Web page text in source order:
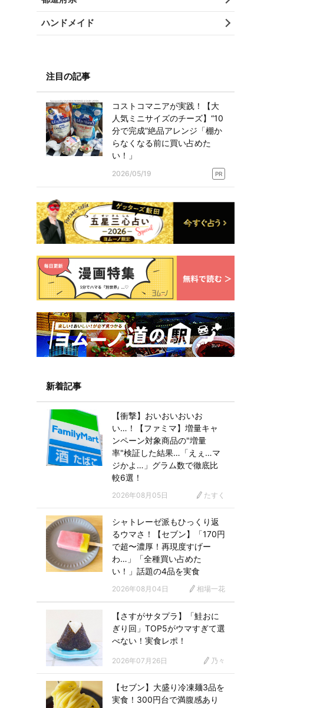
ハンドメイド
注目の記事
コストコマニアが実践！【大
人気ミニサイズのチーズ】“10
分で完成”絶品アレンジ「棚か
らなくなる前に買い占めた
い！」
2026/05/19 PR
新着記事
【衝撃】おいおいおいお
い…！【ファミマ】増量キャ
ンペーン対象商品の"増量
率"検証した結果…「えぇ…マ
ジかよ…」グラム数で徹底比
較6選！
2026年08月05日 たすく
シャトレーゼ派もひっくり返
るウマさ！【セブン】「170円
で超〜濃厚！再現度すげー
わ…」「全種買い占めた
い！」話題の4品を実食
2026年08月04日 相場一花
【さすがサタプラ】「鮭おに
ぎり回」TOP5がウマすぎて選
べない！実食レポ！
2026年07月26日 乃々
【セブン】大盛り冷凍麺3品を
実食！300円台で満腹感あり